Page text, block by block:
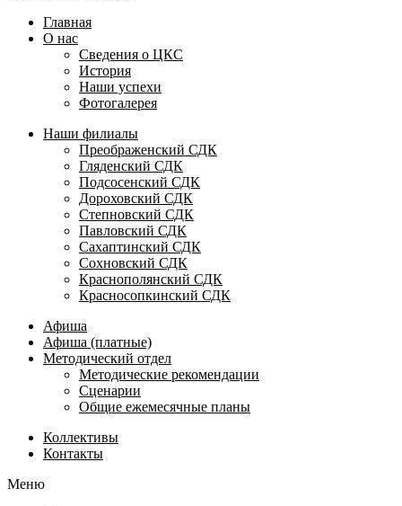
Главная
О нас
Сведения о ЦКС
История
Наши успехи
Фотогалерея
Наши филиалы
Преображенский СДК
Гляденский СДК
Подсосенский СДК
Дороховский СДК
Степновский СДК
Павловский СДК
Сахаптинский СДК
Сохновский СДК
Краснополянский СДК
Красносопкинский СДК
Афиша
Афиша (платные)
Методический отдел
Методические рекомендации
Сценарии
Общие ежемесячные планы
Коллективы
Контакты
Меню